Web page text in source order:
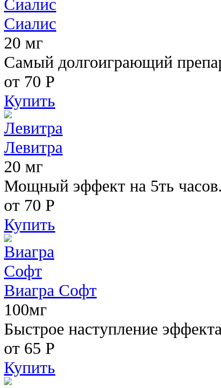
Сиалис
20 мг
Самый долгоиграющий
от 70 Р
Купить
Левитра
20 мг
Мощный эффект на 5ть
от 70 Р
Купить
Виагра Софт
100мг
Быстрое наступление
от 65 Р
Купить